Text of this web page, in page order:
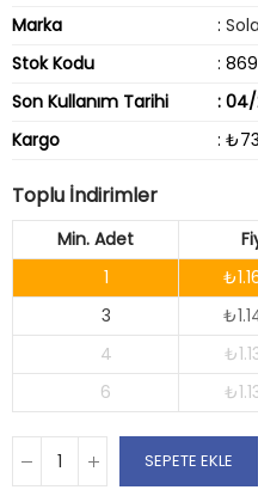
Marka
:
Stok Kodu
: 869
Son Kullanım Tarihi
: 04/
Kargo
:
Toplu İndirimler
Min. Adet
1
3
4
6
SEPETE EKLE